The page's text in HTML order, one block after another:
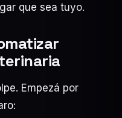
que sea tuyo.
Empezá por